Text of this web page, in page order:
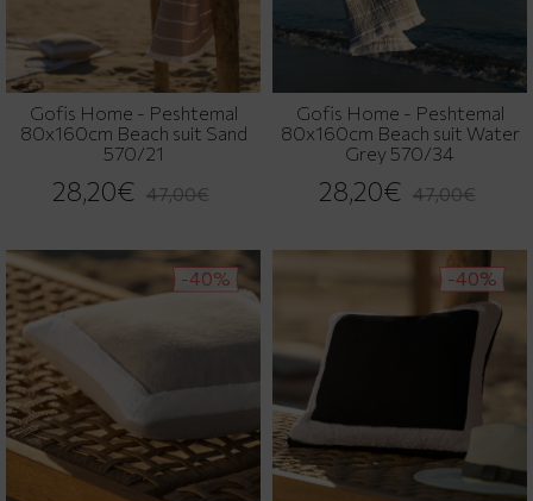
Gofis Home - Peshtemal
80x160cm Beach suit Sand
570/21
28,20€ 47,00€
Gofis Home - Peshtemal
80x160cm Beach suit Water
Grey 570/34
28,20€ 47,00€
-40% -40%